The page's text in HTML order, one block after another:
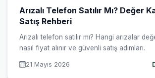
Arızalı Telefon Satılır Mı? Değer
Satış Rehberi
Arızalı telefon satılır mı? Hangi arızalar
nasıl fiyat alınır ve güvenli satış adımları.
21 Mayıs 2026